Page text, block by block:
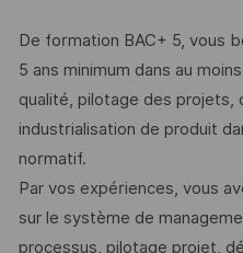
De formation BAC+ 5, vous
5 ans minimum dans au
qualité, pilotage des projets,
industrialisation de produit
normatif.
Par vos expériences, vous
sur le système de
processus, pilotage projet,